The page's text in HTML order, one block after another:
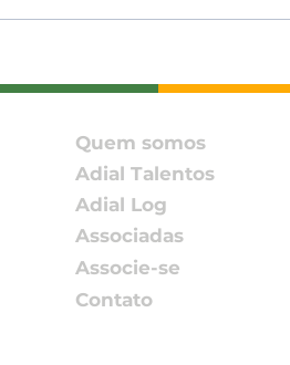
Encontro DH&E Brasil
Pacto Global da ONU –
Rede BrasilQuem somos
Adial Talentos
Adial Log
Associadas
Associe-se
Contato